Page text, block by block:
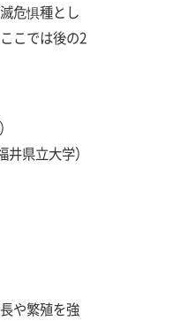
危惧種とし
こでは後の2
県立大学）
や繁殖を強